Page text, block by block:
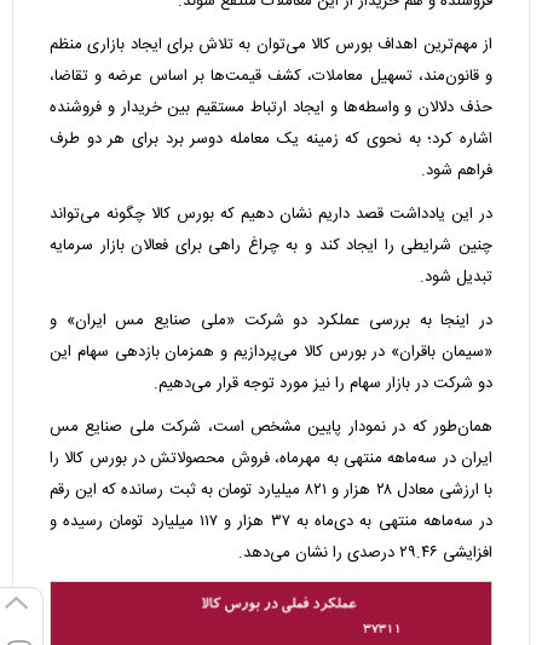
از مهم‌ترین اهداف بورس کالا می‌توان به تلاش برای ایجاد بازاری منظم
و قانون‌مند، تسهیل معاملات، کشف قیمت‌ها بر اساس عرضه و تقاضا،
حذف دلالان و واسطه‌ها و ایجاد ارتباط مستقیم بین خریدار و فروشنده
اشاره کرد؛ به نحوی که زمینه یک معامله دوسر برد برای هر دو طرف
فراهم شود.
در این یادداشت قصد داریم نشان دهیم که بورس کالا چگونه می‌تواند
چنین شرایطی را ایجاد کند و به چراغ راهی برای فعالان بازار سرمایه
تبدیل شود.
در اینجا به بررسی عملکرد دو شرکت «ملی صنایع مس ایران» و
«سیمان باقران» در بورس کالا می‌پردازیم و همزمان بازدهی سهام این
دو شرکت در بازار سهام را نیز مورد توجه قرار می‌دهیم.
همان‌طور که در نمودار پایین مشخص است، شرکت ملی صنایع مس
ایران در سه‌ماهه منتهی به مهرماه، فروش محصولاتش در بورس کالا را
با ارزشی معادل ۲۸ هزار و ۸۲۱ میلیارد تومان به ثبت رسانده که این رقم
در سه‌ماهه منتهی به دی‌ماه به ۳۷ هزار و ۱۱۷ میلیارد تومان رسیده و
افزایشی ۲۹.۴۶ درصدی را نشان می‌دهد.